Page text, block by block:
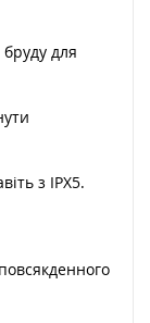
для
з IPX5.